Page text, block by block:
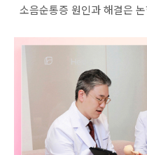
소음순통증 원인과 해결은